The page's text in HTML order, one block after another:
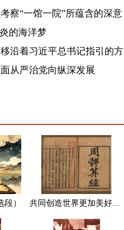
察“一馆一院”所蕴含的深意
的海洋梦
沿着习近平总书记指引的方
进新征程建功新时代谱写新
从严治党向纵深发展
） 共同创造世界更加美好的未来